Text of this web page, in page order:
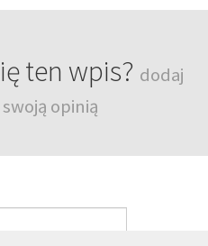
ten wpis? dodaj
opinią